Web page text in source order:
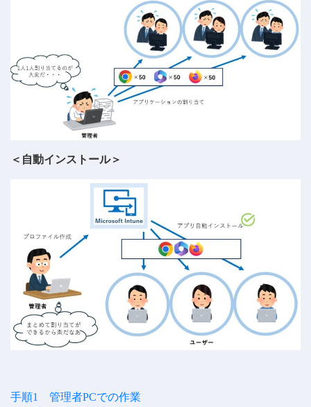
＜自動インストール＞
手順1 管理者PCでの作業